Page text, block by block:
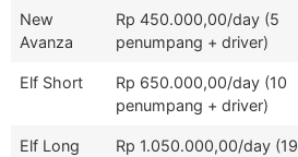
New
Avanza
Rp 450.000,00/day (5
penumpang + driver)
Elf Short
Rp 650.000,00/day (10
penumpang + driver)
Elf Long
Rp 1.050.000,00/day (19